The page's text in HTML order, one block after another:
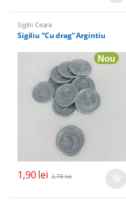
Sigilii Ceara
Sigiliu “Cu drag” Argintiu
Nou
1,90lei 2,78lei